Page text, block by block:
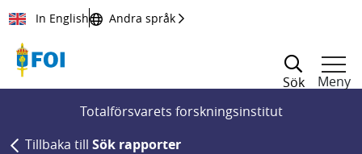
Till innehållet
In English Andra språk
Sök
Meny
Totalförsvarets forskningsinstitut
Tillbaka till Sök rapporter